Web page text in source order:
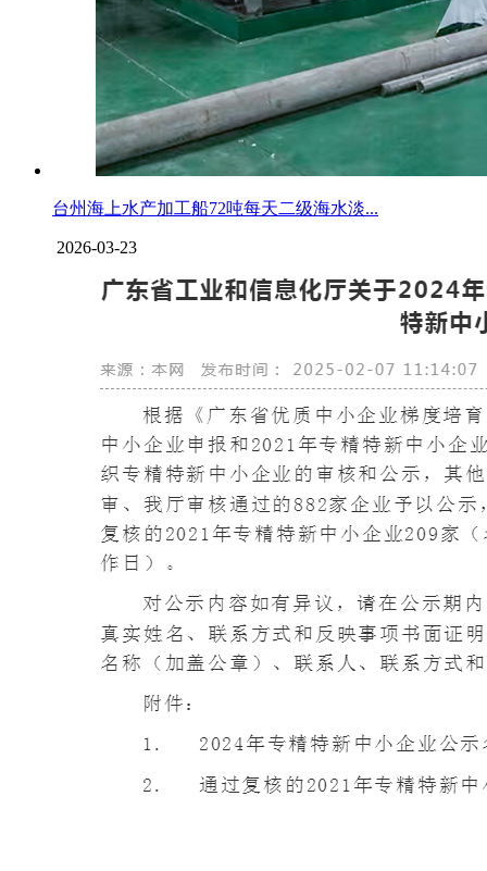
台州海上水产加工船72吨每天二级海水淡...
2026-03-23